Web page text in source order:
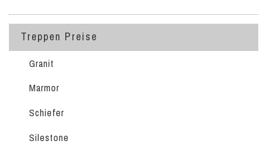
Treppen Preise
Granit
Marmor
Schiefer
Silestone